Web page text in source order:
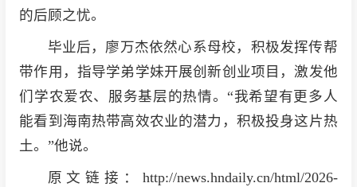
的后顾之忧。
毕业后，廖万杰依然心系母校，积极发挥传帮
带作用，指导学弟学妹开展创新创业项目，激发他
们学农爱农、服务基层的热情。“我希望有更多人
能看到海南热带高效农业的潜力，积极投身这片热
土。”他说。
原文链接：http://news.hndaily.cn/html/2026-